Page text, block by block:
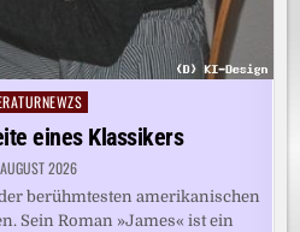
eines Klassikers
2026
berühmtesten amerikanischen
Sein Roman »James« ist ein